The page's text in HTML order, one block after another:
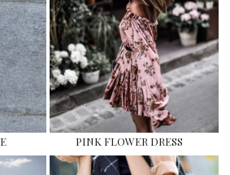
PINK FLOWER DRESS